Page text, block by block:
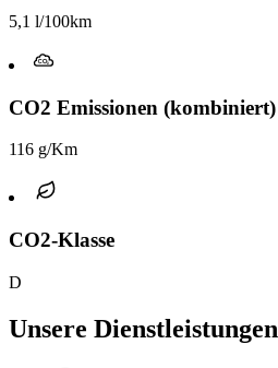
5,1 l/100km
CO2 Emissionen (kombiniert)
116 g/Km
CO2-Klasse
D
Unsere Dienstleistungen